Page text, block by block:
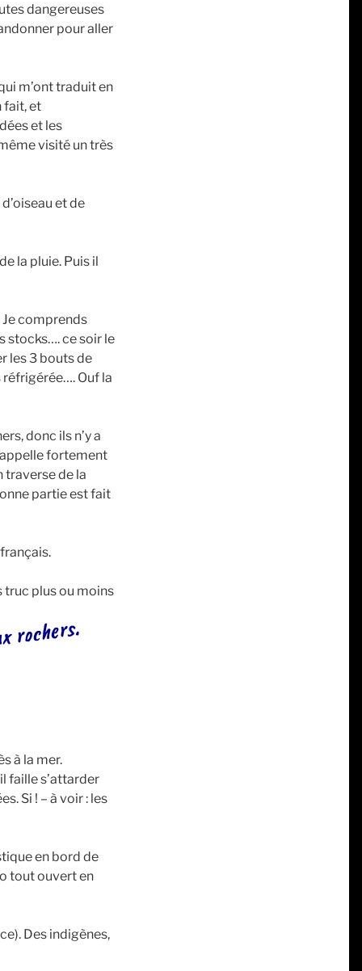
dangereuses
pour aller
m’ont traduit en
fait, et
et les
visité un très
et de
la pluie. Puis il
Je comprends
stocks…. ce soir le
les 3 bouts de
Ouf la
donc ils n’y a
fortement
traverse de la
partie est fait
truc plus ou moins
à la mer.
faille s’attarder
Si ! – à voir : les
en bord de
tout ouvert en
Des indigènes,